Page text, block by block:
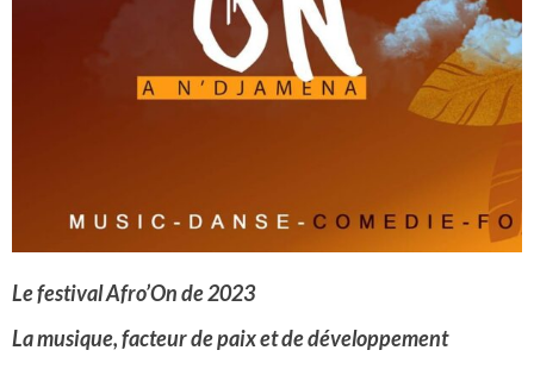
Le festival Afro’On de 2023
La musique, facteur de paix et de développement